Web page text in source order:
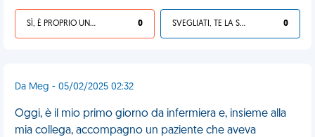
SÌ, È PROPRIO UNA VDM! 0 SVEGLIATI, TE LA SEI CERCATA! 0
Da Meg - 05/02/2025 02:32
Oggi, è il mio primo giorno da infermiera e, insieme alla
mia collega, accompagno un paziente che aveva